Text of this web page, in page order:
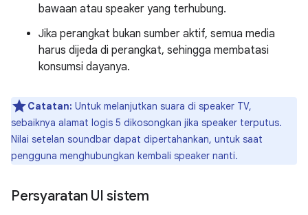
bawaan atau speaker yang terhubung.
Jika perangkat bukan sumber aktif, semua media
harus dijeda di perangkat, sehingga membatasi
konsumsi dayanya.
Catatan: Untuk melanjutkan suara di speaker TV,
sebaiknya alamat logis 5 dikosongkan jika speaker terputus.
Nilai setelan soundbar dapat dipertahankan, untuk saat
pengguna menghubungkan kembali speaker nanti.
Persyaratan UI sistem